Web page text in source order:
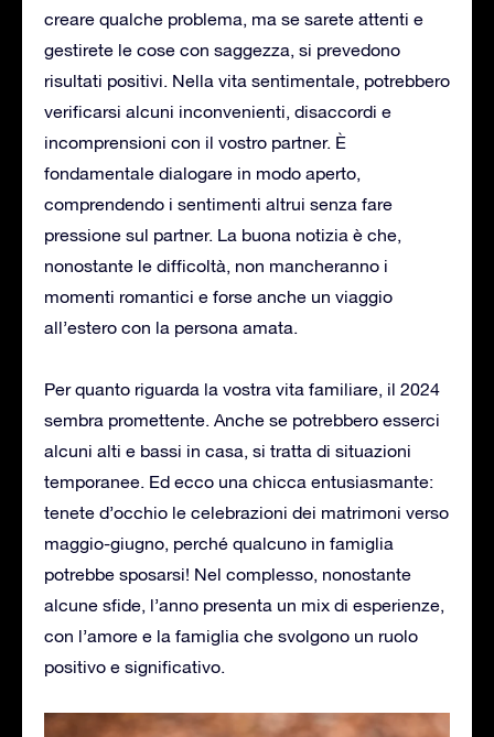
creare qualche problema, ma se sarete attenti e
gestirete le cose con saggezza, si prevedono
risultati positivi. Nella vita sentimentale, potrebbero
verificarsi alcuni inconvenienti, disaccordi e
incomprensioni con il vostro partner. È
fondamentale dialogare in modo aperto,
comprendendo i sentimenti altrui senza fare
pressione sul partner. La buona notizia è che,
nonostante le difficoltà, non mancheranno i
momenti romantici e forse anche un viaggio
all’estero con la persona amata.
Per quanto riguarda la vostra vita familiare, il 2024
sembra promettente. Anche se potrebbero esserci
alcuni alti e bassi in casa, si tratta di situazioni
temporanee. Ed ecco una chicca entusiasmante:
tenete d’occhio le celebrazioni dei matrimoni verso
maggio-giugno, perché qualcuno in famiglia
potrebbe sposarsi! Nel complesso, nonostante
alcune sfide, l’anno presenta un mix di esperienze,
con l’amore e la famiglia che svolgono un ruolo
positivo e significativo.